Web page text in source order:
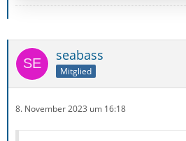
seabass
Mitglied
8. November 2023 um 16:18